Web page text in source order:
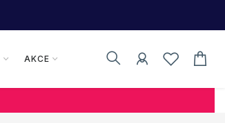
AKCE